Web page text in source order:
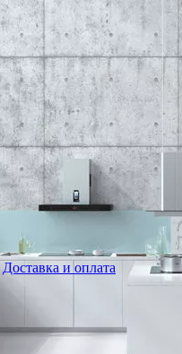
Доставка и оплата